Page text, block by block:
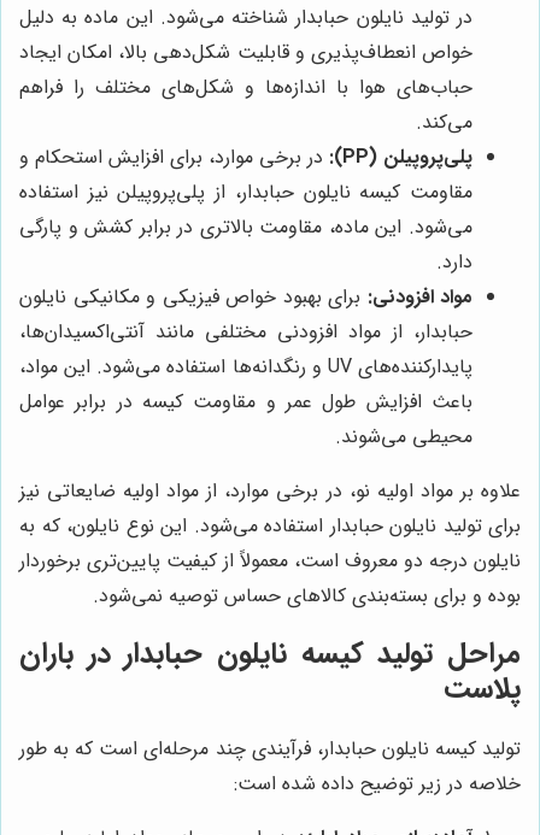
در تولید نایلون حبابدار شناخته می‌شود. این ماده به دلیل
خواص انعطاف‌پذیری و قابلیت شکل‌دهی بالا، امکان ایجاد
حباب‌های هوا با اندازه‌ها و شکل‌های مختلف را فراهم
می‌کند.
پلی‌پروپیلن (PP):
در برخی موارد، برای افزایش استحکام و
مقاومت کیسه نایلون حبابدار، از پلی‌پروپیلن نیز استفاده
می‌شود. این ماده، مقاومت بالاتری در برابر کشش و پارگی
دارد.
مواد افزودنی: برای بهبود خواص فیزیکی و مکانیکی نایلون
حبابدار، از مواد افزودنی مختلفی مانند آنتی‌اکسیدان‌ها،
پایدارکننده‌های UV و رنگدانه‌ها استفاده می‌شود. این مواد،
باعث افزایش طول عمر و مقاومت کیسه در برابر عوامل
محیطی می‌شوند.
علاوه بر مواد اولیه نو، در برخی موارد، از مواد اولیه ضایعاتی نیز
برای تولید نایلون حبابدار استفاده می‌شود. این نوع نایلون، که به
نایلون درجه دو معروف است، معمولاً از کیفیت پایین‌تری برخوردار
بوده و برای بسته‌بندی کالاهای حساس توصیه نمی‌شود.
مراحل تولید کیسه نایلون حبابدار در باران
پلاست
تولید کیسه نایلون حبابدار، فرآیندی چند مرحله‌ای است که به طور
خلاصه در زیر توضیح داده شده است: